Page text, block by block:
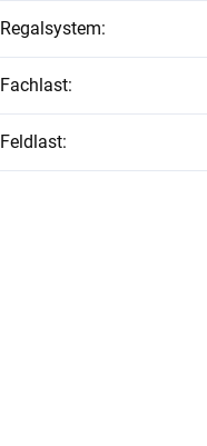
Regalsystem:
Fachlast:
Feldlast: